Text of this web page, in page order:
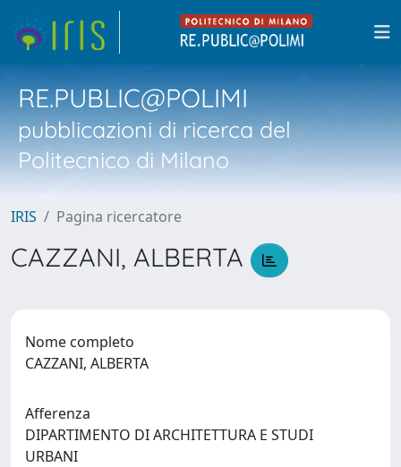
RE.PUBLIC@POLIMI
pubblicazioni di ricerca del
Politecnico di Milano
IRIS Pagina ricercatore
CAZZANI, ALBERTA
Nome completo
CAZZANI, ALBERTA
Afferenza
DIPARTIMENTO DI ARCHITETTURA E STUDI
URBANI